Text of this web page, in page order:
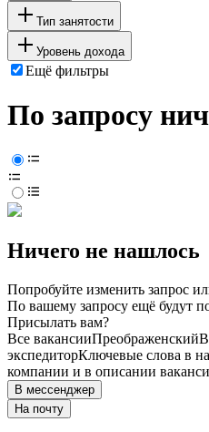
Тип занятости
Уровень дохода
Ещё фильтры
По запросу
Ничего не нашлось
Попробуйте изменить запрос
По вашему запросу ещё будут
Присылать вам?
Все вакансииПреображенский
экспедиторКлючевые слова в
компании и в описании
В мессенджер
На почту